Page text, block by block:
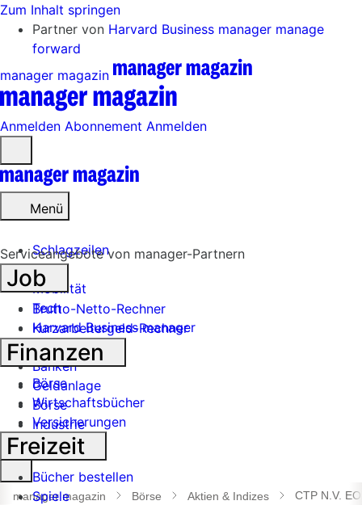
Zum Inhalt springen
Partner von Harvard Business manager manage
forward
manager magazin
Anmelden Abonnement Anmelden
öffnen
Menü
Schlagzeilen
Mobilität
Tech
Harvard Business manager
Handel
Banken
Geldanlage
Börse
Industrie
Suche
öffnen
manager magazin Börse Aktien & Indizes CTP N.V.
Serviceangebote von manager-Partnern
Job
Brutto-Netto-Rechner
Kurzarbeitergeld-Rechner
Finanzen
Börse
Wirtschaftsbücher
Versicherungen
Freizeit
Bücher bestellen
Spiele